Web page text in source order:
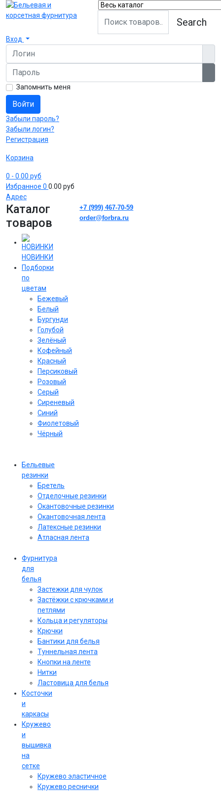
Search
Вход
Логин
Пароль
Запомнить меня
Войти
Забыли пароль?
Забыли логин?
Регистрация
Корзина
0 - 0.00 руб
Избранное 0 0.00 руб
Адрес
Каталог
товаров
НОВИНКИ
Подборки
по
цветам
Бежевый
Белый
Бургунди
Голубой
Зелёный
Кофейный
Красный
Персиковый
Розовый
Серый
Сиреневый
Cиний
Фиолетовый
Чёрный
Бельевые
резинки
Бретель
Отделочные резинки
Окантовочные резинки
Окантовочная лента
Латексные резинки
Атласная лента
Фурнитура
для
белья
Застежки для чулок
Застёжки с крючками и
петлями
Кольца и регуляторы
Крючки
Бантики для белья
Туннельная лента
Кнопки на ленте
Нитки
Ластовица для белья
Косточки
и
каркасы
Кружево
и
вышивка
на
сетке
Кружево эластичное
Кружево реснички
+7 (999) 467-70-59
order@forbra.ru